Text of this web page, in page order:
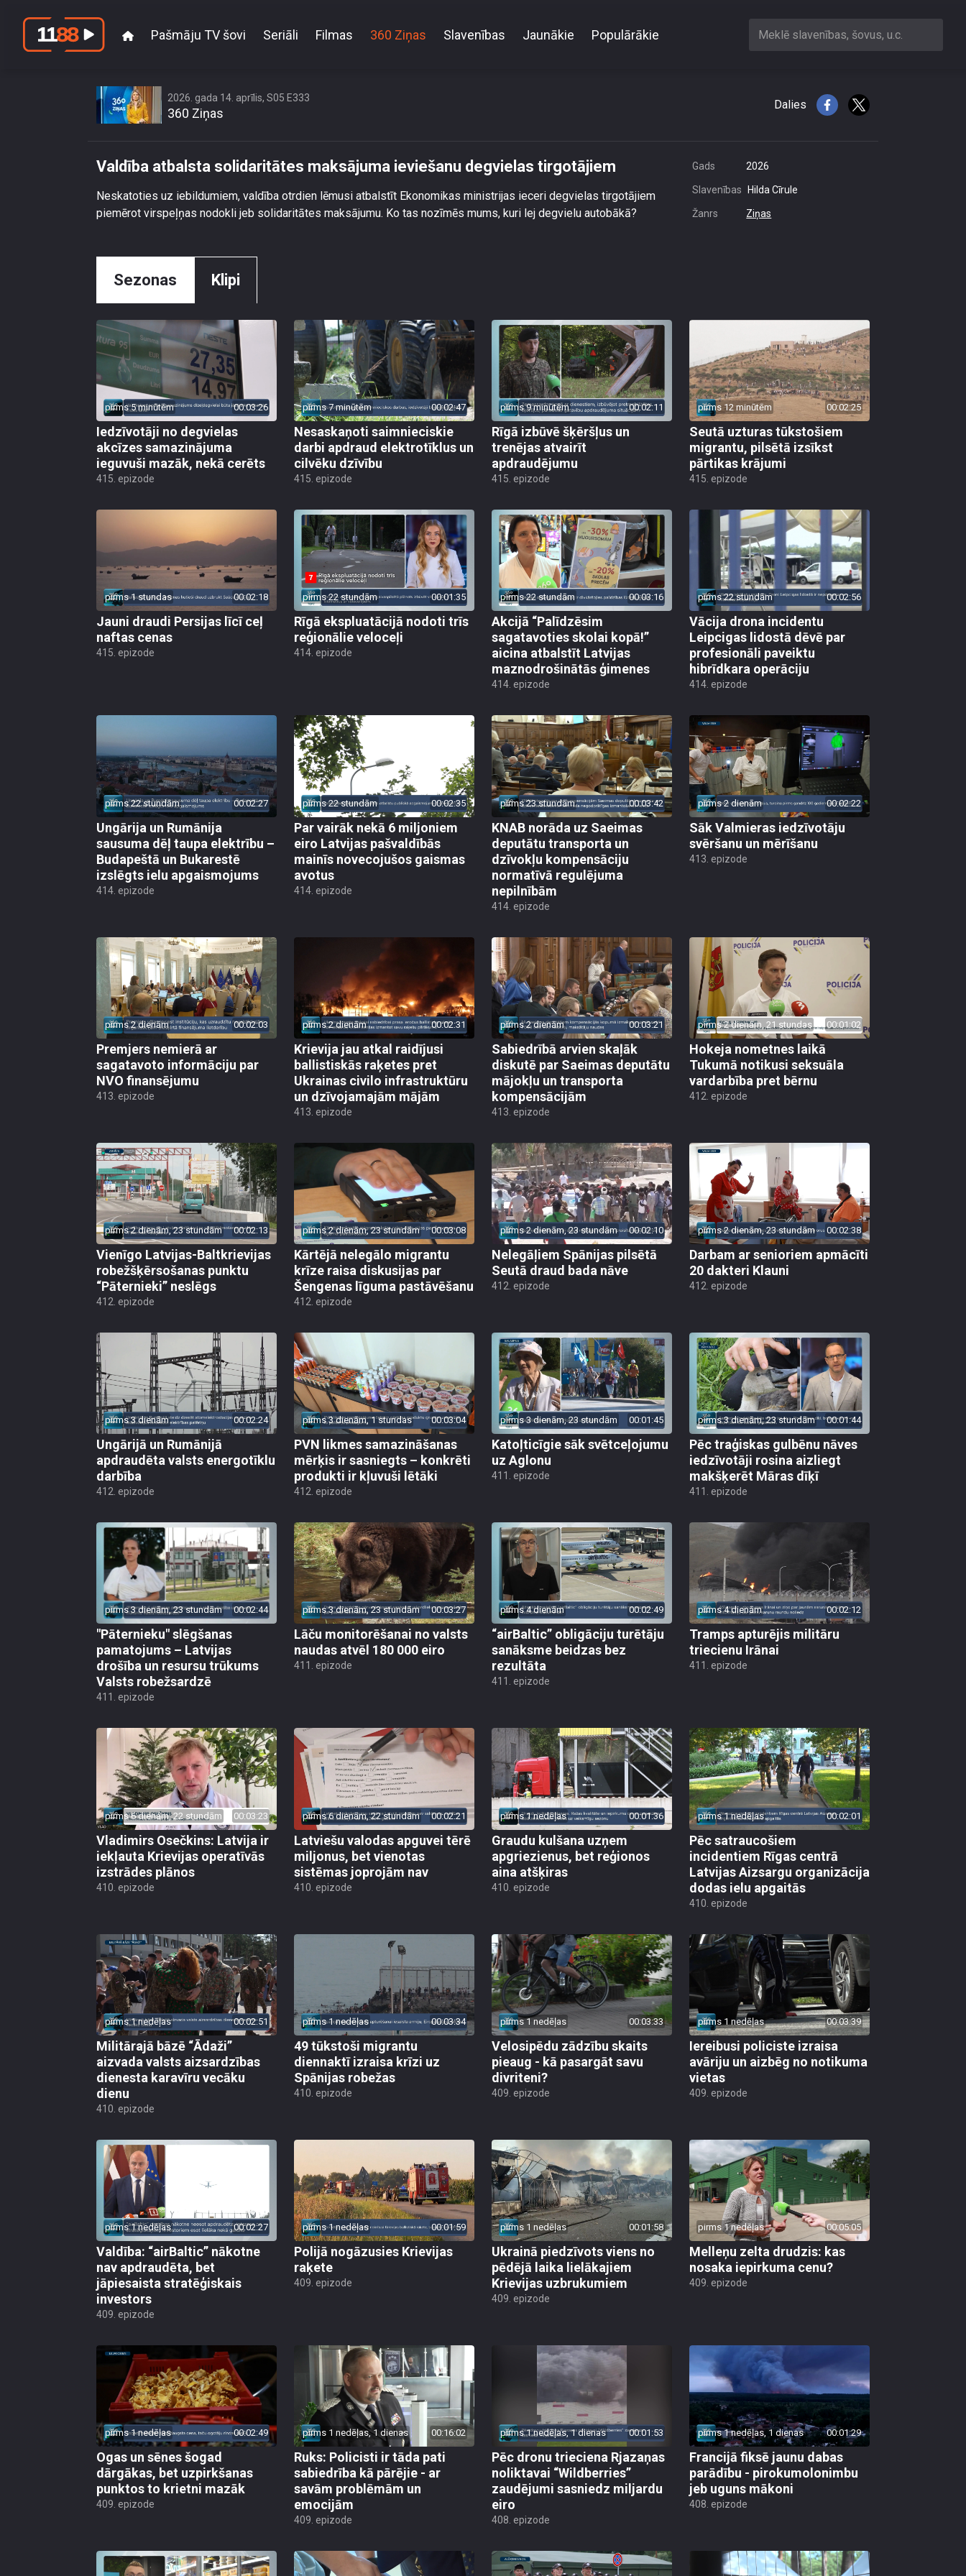
Pašmāju TV šovi Seriāli Filmas 360 Ziņas Slavenības Jaunākie Populārākie Meklē slavenības, šovus, u.c.
2026. gada 14. aprīlis, S05 E333
360 Ziņas
Dalies
Valdība atbalsta solidaritātes maksājuma ieviešanu degvielas tirgotājiem
Neskatoties uz iebildumiem, valdība otrdien lēmusi atbalstīt Ekonomikas ministrijas ieceri degvielas tirgotājiem
piemērot virspeļņas nodokli jeb solidaritātes maksājumu. Ko tas nozīmēs mums, kuri lej degvielu autobākā?
Gads 2026
Slavenības Hilda Cīrule
Žanrs Ziņas
Sezonas Klipi
pirms 5 minūtēm 00:03:26
Iedzīvotāji no degvielas
akcīzes samazinājuma
ieguvuši mazāk, nekā cerēts
415. epizode
pirms 7 minūtēm 00:02:47
Nesaskaņoti saimnieciskie
darbi apdraud elektrotīklus un
cilvēku dzīvību
415. epizode
pirms 9 minūtēm 00:02:11
Rīgā izbūvē šķēršļus un
trenējas atvairīt
apdraudējumu
415. epizode
pirms 12 minūtēm 00:02:25
Seutā uzturas tūkstošiem
migrantu, pilsētā izsīkst
pārtikas krājumi
415. epizode
pirms 1 stundas 00:02:18
Jauni draudi Persijas līcī ceļ
naftas cenas
415. epizode
pirms 22 stundām 00:01:35
Rīgā ekspluatācijā nodoti trīs
reģionālie veloceļi
414. epizode
pirms 22 stundām 00:03:16
Akcijā “Palīdzēsim
sagatavoties skolai kopā!”
aicina atbalstīt Latvijas
maznodrošinātās ģimenes
414. epizode
pirms 22 stundām 00:02:56
Vācija drona incidentu
Leipcigas lidostā dēvē par
profesionāli paveiktu
hibrīdkara operāciju
414. epizode
pirms 22 stundām 00:02:27
Ungārija un Rumānija
sausuma dēļ taupa elektrību –
Budapeštā un Bukarestē
izslēgts ielu apgaismojums
414. epizode
pirms 22 stundām 00:02:35
Par vairāk nekā 6 miljoniem
eiro Latvijas pašvaldībās
mainīs novecojušos gaismas
avotus
414. epizode
pirms 23 stundām 00:03:42
KNAB norāda uz Saeimas
deputātu transporta un
dzīvokļu kompensāciju
normatīvā regulējuma
nepilnībām
414. epizode
pirms 2 dienām 00:02:22
Sāk Valmieras iedzīvotāju
svēršanu un mērīšanu
413. epizode
pirms 2 dienām 00:02:03
Premjers nemierā ar
sagatavoto informāciju par
NVO finansējumu
413. epizode
pirms 2 dienām 00:02:31
Krievija jau atkal raidījusi
ballistiskās raķetes pret
Ukrainas civilo infrastruktūru
un dzīvojamajām mājām
413. epizode
pirms 2 dienām 00:03:21
Sabiedrībā arvien skaļāk
diskutē par Saeimas deputātu
mājokļu un transporta
kompensācijām
413. epizode
pirms 2 dienām, 21 stundas 00:01:02
Hokeja nometnes laikā
Tukumā notikusi seksuāla
vardarbība pret bērnu
412. epizode
pirms 2 dienām, 23 stundām 00:02:13
Vienīgo Latvijas-Baltkrievijas
robežšķērsošanas punktu
“Pāternieki” neslēgs
412. epizode
pirms 2 dienām, 23 stundām 00:03:08
Kārtējā nelegālo migrantu
krīze raisa diskusijas par
Šengenas līguma pastāvēšanu
412. epizode
pirms 2 dienām, 23 stundām 00:02:10
Nelegāļiem Spānijas pilsētā
Seutā draud bada nāve
412. epizode
pirms 2 dienām, 23 stundām 00:02:38
Darbam ar senioriem apmācīti
20 dakteri Klauni
412. epizode
pirms 3 dienām 00:02:24
Ungārijā un Rumānijā
apdraudēta valsts energotīklu
darbība
412. epizode
pirms 3 dienām, 1 stundas 00:03:04
PVN likmes samazināšanas
mērķis ir sasniegts – konkrēti
produkti ir kļuvuši lētāki
412. epizode
pirms 3 dienām, 23 stundām 00:01:45
Katoļticīgie sāk svētceļojumu
uz Aglonu
411. epizode
pirms 3 dienām, 23 stundām 00:01:44
Pēc traģiskas gulbēnu nāves
iedzīvotāji rosina aizliegt
makšķerēt Māras dīķī
411. epizode
pirms 3 dienām, 23 stundām 00:02:44
"Pāternieku" slēgšanas
pamatojums – Latvijas
drošība un resursu trūkums
Valsts robežsardzē
411. epizode
pirms 3 dienām, 23 stundām 00:03:27
Lāču monitorēšanai no valsts
naudas atvēl 180 000 eiro
411. epizode
pirms 4 dienām 00:02:49
“airBaltic” obligāciju turētāju
sanāksme beidzas bez
rezultāta
411. epizode
pirms 4 dienām 00:02:12
Tramps apturējis militāru
triecienu Irānai
411. epizode
pirms 6 dienām, 22 stundām 00:03:23
Vladimirs Osečkins: Latvija ir
iekļauta Krievijas operatīvās
izstrādes plānos
410. epizode
pirms 6 dienām, 22 stundām 00:02:21
Latviešu valodas apguvei tērē
miljonus, bet vienotas
sistēmas joprojām nav
410. epizode
pirms 1 nedēļas 00:01:36
Graudu kulšana uzņem
apgriezienus, bet reģionos
aina atšķiras
410. epizode
pirms 1 nedēļas 00:02:01
Pēc satraucošiem
incidentiem Rīgas centrā
Latvijas Aizsargu organizācija
dodas ielu apgaitās
410. epizode
pirms 1 nedēļas 00:02:51
Militārajā bāzē “Ādaži”
aizvada valsts aizsardzības
dienesta karavīru vecāku
dienu
410. epizode
pirms 1 nedēļas 00:03:34
49 tūkstoši migrantu
diennaktī izraisa krīzi uz
Spānijas robežas
410. epizode
pirms 1 nedēļas 00:03:33
Velosipēdu zādzību skaits
pieaug - kā pasargāt savu
divriteni?
409. epizode
pirms 1 nedēļas 00:03:39
Iereibusi policiste izraisa
avāriju un aizbēg no notikuma
vietas
409. epizode
pirms 1 nedēļas 00:02:27
Valdība: “airBaltic” nākotne
nav apdraudēta, bet
jāpiesaista stratēģiskais
investors
409. epizode
pirms 1 nedēļas 00:01:59
Polijā nogāzusies Krievijas
raķete
409. epizode
pirms 1 nedēļas 00:01:58
Ukrainā piedzīvots viens no
pēdējā laika lielākajiem
Krievijas uzbrukumiem
409. epizode
pirms 1 nedēļas 00:05:05
Melleņu zelta drudzis: kas
nosaka iepirkuma cenu?
409. epizode
pirms 1 nedēļas 00:02:49
Ogas un sēnes šogad
dārgākas, bet uzpirkšanas
punktos to krietni mazāk
409. epizode
pirms 1 nedēļas, 1 dienas 00:16:02
Ruks: Policisti ir tāda pati
sabiedrība kā pārējie - ar
savām problēmām un
emocijām
409. epizode
pirms 1 nedēļas, 1 dienas 00:01:53
Pēc dronu trieciena Rjazaņas
noliktavai “Wildberries”
zaudējumi sasniedz miljardu
eiro
408. epizode
pirms 1 nedēļas, 1 dienas 00:01:29
Francijā fiksē jaunu dabas
parādību - pirokumolonimbu
jeb uguns mākoni
408. epizode